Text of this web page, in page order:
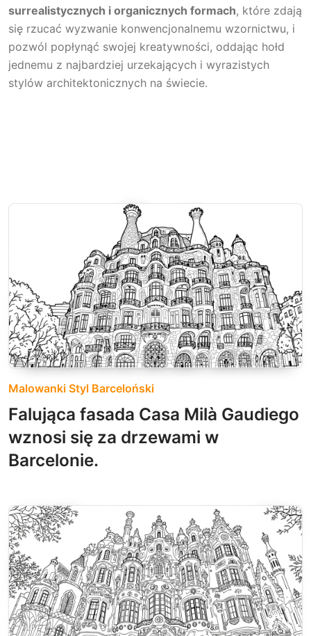
surrealistycznych i organicznych formach, które zdają
się rzucać wyzwanie konwencjonalnemu wzornictwu, i
pozwól popłynąć swojej kreatywności, oddając hołd
jednemu z najbardziej urzekających i wyrazistych
stylów architektonicznych na świecie.
Malowanki Styl Barceloński
Falująca fasada Casa Milà Gaudiego
wznosi się za drzewami w
Barcelonie.